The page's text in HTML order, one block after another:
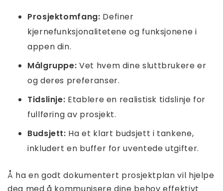
Prosjektomfang: Definer
kjernefunksjonalitetene og funksjonene i
appen din.
Målgruppe:Vet hvem dine sluttbrukere er
og deres preferanser.
Tidslinje: Etablere en realistisk tidslinje for
fullføring av prosjekt.
Budsjett: Ha et klart budsjett i tankene,
inkludert en buffer for uventede utgifter.
Å ha en godt dokumentert prosjektplan vil hjelpe